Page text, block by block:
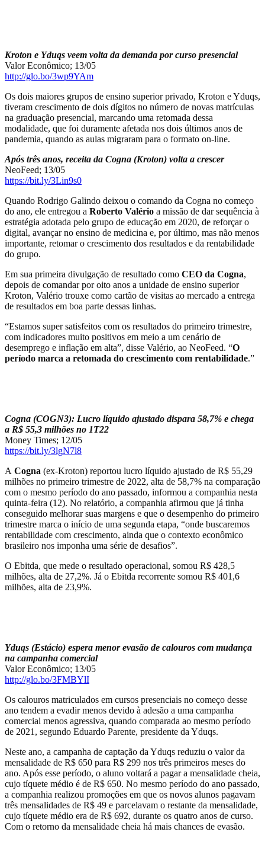
Kroton e Yduqs veem volta da demanda por curso presencial
Valor Econômico; 13/05
http://glo.bo/3wp9YAm
Os dois maiores grupos de ensino superior privado, Kroton e Yduqs,
tiveram crescimento de dois dígitos no número de novas matrículas
na graduação presencial, marcando uma retomada dessa
modalidade, que foi duramente afetada nos dois últimos anos de
pandemia, quando as aulas migraram para o formato on-line.
Após três anos, receita da Cogna (Kroton) volta a crescer
NeoFeed; 13/05
https://bit.ly/3Lin9s0
Quando Rodrigo Galindo deixou o comando da Cogna no começo
do ano, ele entregou a Roberto Valério a missão de dar sequência à
estratégia adotada pelo grupo de educação em 2020, de reforçar o
digital, avançar no ensino de medicina e, por último, mas não menos
importante, retomar o crescimento dos resultados e da rentabilidade
do grupo.
Em sua primeira divulgação de resultado como CEO da Cogna,
depois de comandar por oito anos a unidade de ensino superior
Kroton, Valério trouxe como cartão de visitas ao mercado a entrega
de resultados em boa parte dessas linhas.
“Estamos super satisfeitos com os resultados do primeiro trimestre,
com indicadores muito positivos em meio a um cenário de
desemprego e inflação em alta”, disse Valério, ao NeoFeed. “O
período marca a retomada do crescimento com rentabilidade.”
Cogna (COGN3): Lucro líquido ajustado dispara 58,7% e chega
a R$ 55,3 milhões no 1T22
Money Times; 12/05
https://bit.ly/3lgN7l8
A Cogna (ex-Kroton) reportou lucro líquido ajustado de R$ 55,29
milhões no primeiro trimestre de 2022, alta de 58,7% na comparação
com o mesmo período do ano passado, informou a companhia nesta
quinta-feira (12). No relatório, a companhia afirmou que já tinha
conseguido melhorar suas margens e que o desempenho do primeiro
trimestre marca o início de uma segunda etapa, “onde buscaremos
rentabilidade com crescimento, ainda que o contexto econômico
brasileiro nos imponha uma série de desafios”.
O Ebitda, que mede o resultado operacional, somou R$ 428,5
milhões, alta de 27,2%. Já o Ebitda recorrente somou R$ 401,6
milhões, alta de 23,9%.
Yduqs (Estácio) espera menor evasão de calouros com mudança
na campanha comercial
Valor Econômico; 13/05
http://glo.bo/3FMBYlI
Os calouros matriculados em cursos presenciais no começo desse
ano tendem a evadir menos devido à adesão a uma campanha
comercial menos agressiva, quando comparada ao mesmo período
de 2021, segundo Eduardo Parente, presidente da Yduqs.
Neste ano, a campanha de captação da Yduqs reduziu o valor da
mensalidade de R$ 650 para R$ 299 nos três primeiros meses do
ano. Após esse período, o aluno voltará a pagar a mensalidade cheia,
cujo tíquete médio é de R$ 650. No mesmo período do ano passado,
a companhia realizou promoções em que os novos alunos pagavam
três mensalidades de R$ 49 e parcelavam o restante da mensalidade,
cujo tíquete médio era de R$ 692, durante os quatro anos de curso.
Com o retorno da mensalidade cheia há mais chances de evasão.